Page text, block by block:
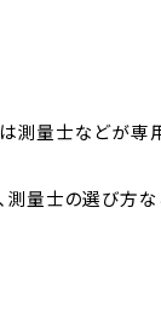
測量士などが専
測量士の選び方な